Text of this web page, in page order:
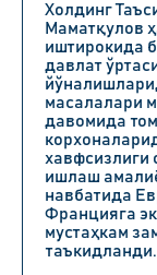
Холдинг
Маматқулов
иштирокида
давлат
масалалари
давомида
хавфсизлиги
ишлаш
навбатида
Францияга
мустаҳкам
таъкидланди.